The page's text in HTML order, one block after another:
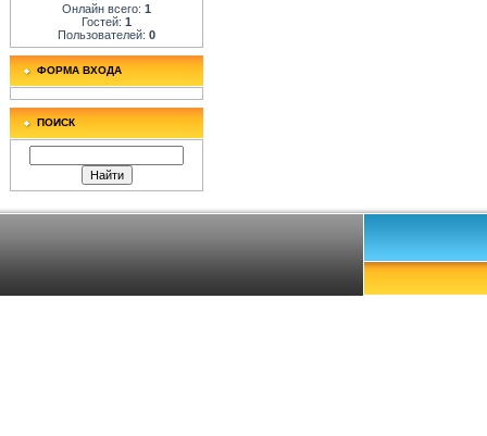
Онлайн всего: 1
Гостей: 1
Пользователей: 0
ФОРМА ВХОДА
ПОИСК